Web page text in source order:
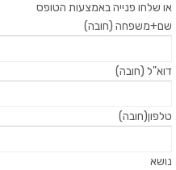
או שלחו פנייה באמצעות הטופס
שם+משפחה (חובה)
דוא"ל (חובה)
טלפון(חובה)
נושא